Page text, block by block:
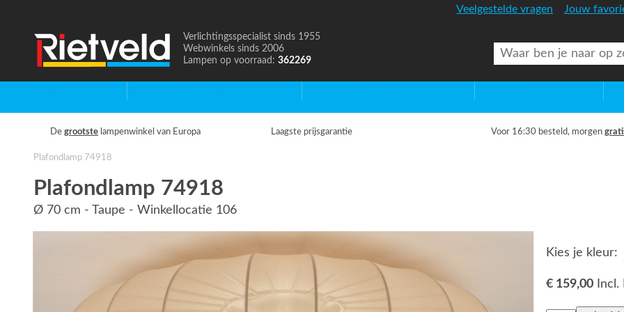
Veelgestelde vragen Jouw
Naar
de
Verlichtingsspecialist sinds 1955
Webwinkels sinds 2006
Lampen op voorraad: 362269
De grootste lampenwinkel van Europa Laagste prijsgarantie Voor 16:30 besteld, morgen
Plafondlamp 74918
Plafondlamp 74918
Ø 70 cm - Taupe - Winkellocatie 106
Kies je kleur:
€ 159,00